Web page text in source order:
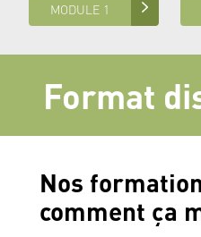
MODULE 1
Format
Nos
comment ça